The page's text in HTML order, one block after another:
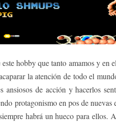
hobby que tanto amamos y en
la atención de todo el
ansiosos de acción y hacerlos
protagonismo en pos de nuevas
habrá un hueco para ellos.